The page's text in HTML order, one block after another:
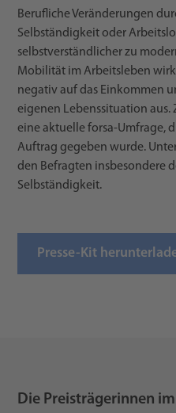
Berufliche Veränderungen
Selbständigkeit oder
selbstverständlicher zu
Mobilität im Arbeitsleben
negativ auf das Einkommen
eigenen Lebenssituation aus.
eine aktuelle forsa-Umfrage,
Auftrag gegeben wurde.
den Befragten insbesondere
Selbständigkeit.
Presse-Kit
Die Preisträgerinnen im